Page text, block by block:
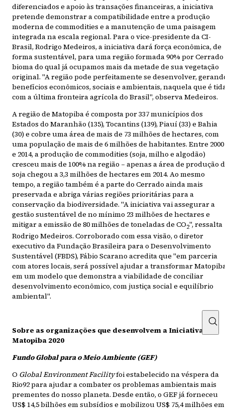
diferenciados e apoio às transações financeiras, a iniciativa
pretende demonstrar a compatibilidade entre a produção
moderna de commodities e a manutenção de uma paisagem
integrada na escala regional. Para o vice-presidente da CI-
Brasil, Rodrigo Medeiros, a iniciativa dará força econômica, de
forma sustentável, para uma região formada 90% por Cerrado
bioma do qual já ocupamos mais da metade de sua vegetação
original. "A região pode perfeitamente se desenvolver,
benefícios econômicos, sociais e ambientais, naquela que é
com a última fronteira agrícola do Brasil", observa Medeiros.
A região de Matopiba é composta por 337 municípios dos
Estados do Maranhão (135), Tocantins (139), Piauí (33) e Bahia
(30) e cobre uma área de mais de 73 milhões de hectares, com
uma população de mais de 6 milhões de habitantes. Entre 2000
e 2014, a produção de commodities (soja, milho e algodão)
cresceu mais de 100% na região – apenas a área de produção
soja chegou a 3,3 milhões de hectares em 2014. Ao mesmo
tempo, a região também é a parte do Cerrado ainda mais
preservada e abriga várias regiões prioritárias para a
conservação da biodiversidade. "A iniciativa vai assegurar a
gestão sustentável de no mínimo 23 milhões de hectares e
mitigar a emissão de 80 milhões de toneladas de CO2", ressalta
Rodrigo Medeiros. Corroborado com essa visão, o diretor
executivo da Fundação Brasileira para o Desenvolvimento
Sustentável (FBDS), Fábio Scarano acredita que "em parceria
com atores locais, será possível ajudar a transformar
em um modelo que demonstra a viabilidade de conciliar
desenvolvimento econômico, com justiça social e equilíbrio
ambiental".
Sobre as organizações que desenvolvem a Iniciativa
Matopiba 2020
Fundo Global para o Meio Ambiente (GEF)
O Global Environment Facilityfoi estabelecido na véspera da
Rio92 para ajudar a combater os problemas ambientais mais
prementes do nosso planeta. Desde então, o GEF já forneceu
US$ 14,5 bilhões em subsídios e mobilizou US$ 75,4 milhões em